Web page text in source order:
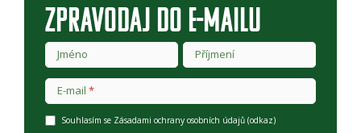
ZPRAVODAJ DO E-MAILU
Jméno Příjmení
E-mail
Souhlasím se Zásadami ochrany osobních údajů (odkaz)